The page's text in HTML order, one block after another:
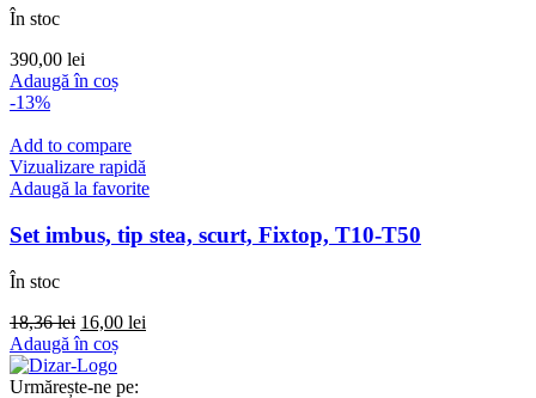
În stoc
390,00 lei
Adaugă în coș
-13%
Add to compare
Vizualizare rapidă
Adaugă la favorite
Set imbus, tip stea, scurt, Fixtop, T10-T50
În stoc
18,36lei Prețul
inițial
a
fost:
16,00 lei
Adaugă în coș
Urmărește-ne pe: